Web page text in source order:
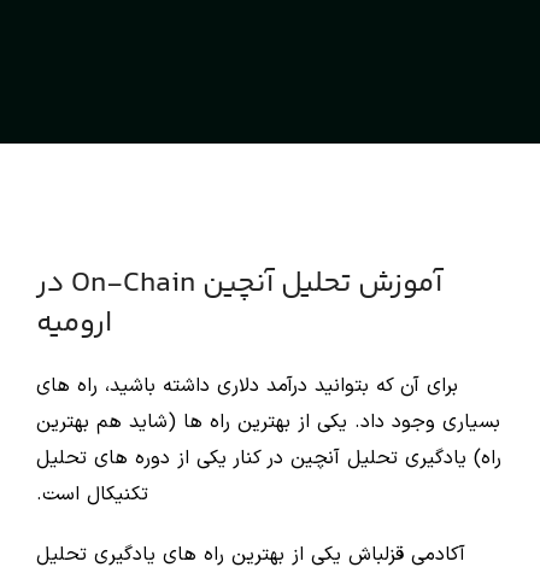
آموزش تحلیل آنچین On-Chain در
ارومیه
برای آن که بتوانید درآمد دلاری داشته باشید، راه های
بسیاری وجود داد. یکی از بهترین راه ها (شاید هم بهترین
راه) یادگیری تحلیل آنچین در کنار یکی از دوره های تحلیل
تکنیکال است.
آکادمی قزلباش یکی از بهترین راه های یادگیری تحلیل